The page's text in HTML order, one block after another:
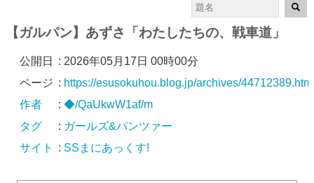
【ガルパン】あずさ「わたしたちの、戦車道」
公開日 : 2026年05月17日 00時00分
ページ : https://esusokuhou.blog.jp/archives/
作者
: ◆/QaUkwW1af/m
タグ
: ガールズ&パンツァー
サイト
: SSまにあっくす!